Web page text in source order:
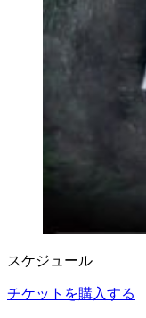
スケジュール
チケットを購入する